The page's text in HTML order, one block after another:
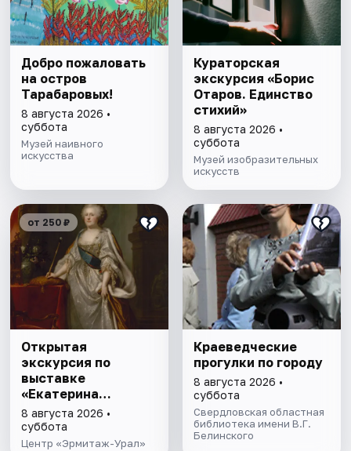
Добро пожаловать
на остров
Тарабаровых!
8 августа 2026 •
суббота
Музей наивного
искусства
Кураторская
экскурсия «Борис
Отаров. Единство
стихий»
8 августа 2026 •
суббота
Музей изобразительных
искусств
от 250 ₽
Открытая
экскурсия по
выставке
«Екатерина
Великая. Блеск
престола»
8 августа 2026 •
суббота
Центр «Эрмитаж-Урал»
Краеведческие
прогулки по городу
8 августа 2026 •
суббота
Свердловская областная
библиотека имени В.Г.
Белинского